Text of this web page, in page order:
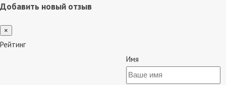
Добавить новый отзыв
×
Рейтинг
Имя